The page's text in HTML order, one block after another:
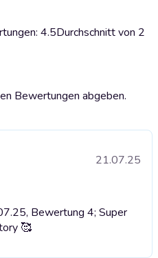
4.5Durchschnitt von 2
Bewertungen abgeben.
21.07.25
Bewertung 4; Super
🥰